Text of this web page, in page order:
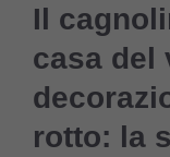
Il
casa del
rotto: la